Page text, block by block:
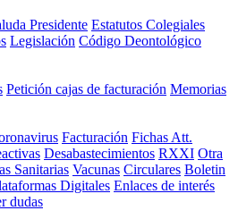
Presidente Estatutos Colegiales
Legislación Código Deontológico
Petición cajas de facturación Memorias
Facturación Fichas Att.
Desabastecimientos RXXI Otra
Sanitarias Vacunas Circulares Boletin
Digitales Enlaces de interés
dudas